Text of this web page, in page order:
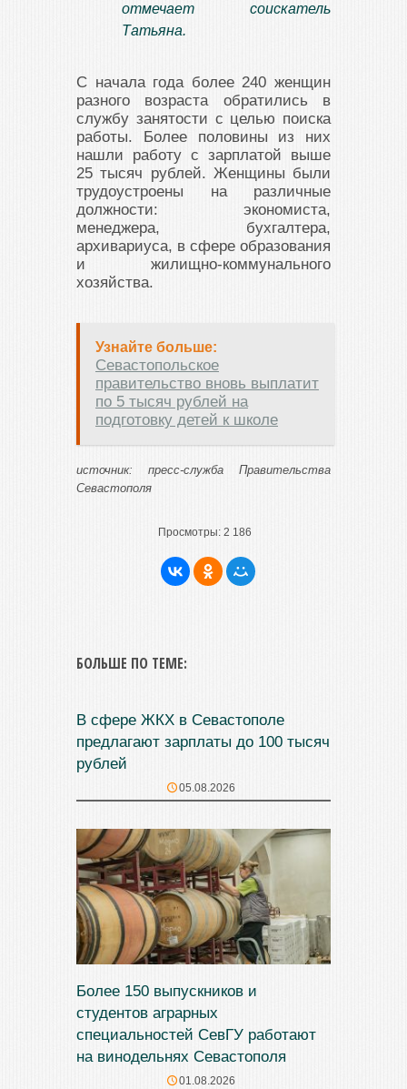
отмечает соискатель
Татьяна.
С начала года более 240 женщин
разного возраста обратились в
службу занятости с целью поиска
работы. Более половины из них
нашли работу с зарплатой выше
25 тысяч рублей. Женщины были
трудоустроены на различные
должности: экономиста,
менеджера, бухгалтера,
архивариуса, в сфере образования
и жилищно-коммунального
хозяйства.
Узнайте больше:
Севастопольское
правительство вновь выплатит
по 5 тысяч рублей на
подготовку детей к школе
источник: пресс-служба Правительства
Севастополя
Просмотры: 2 186
БОЛЬШЕ ПО ТЕМЕ:
В сфере ЖКХ в Севастополе
предлагают зарплаты до 100 тысяч
рублей
05.08.2026
Более 150 выпускников и
студентов аграрных
специальностей СевГУ работают
на винодельнях Севастополя
01.08.2026